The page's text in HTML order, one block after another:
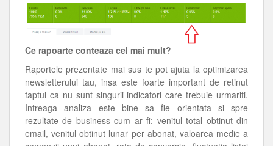
Ce rapoarte conteaza cel mai mult?
Raportele prezentate mai sus te pot ajuta la optimizarea
newsletterului tau, insa este foarte important de retinut
faptul ca nu sunt singurii indicatori care trebuie urmariti.
Intreaga analiza este bine sa fie orientata si spre
rezultate de business cum ar fi: venitul total obtinut din
email, venitul obtinut lunar per abonat, valoarea medie a